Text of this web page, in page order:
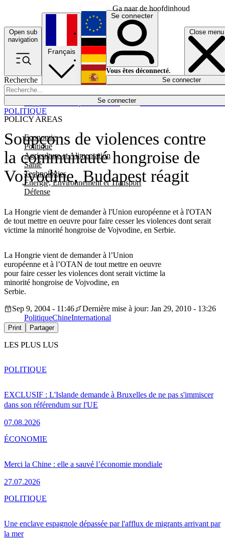
Ga naar de hoofdinhoud
Open sub
navigation
Close menu
Recherche
Se connecter
POLICY AREAS
Economie
Politique
Agriculture et Alimentation
Santé
Technologies
Energie, Environnement et Transport
Défense
Économie
Français
English
Deutsch
Español
Se connecter
Vous êtes déconnecté.
Se connecter
Soupçons de violences contre
la communauté hongroise de
Vojvodine, Budapest réagit
La Hongrie vient de demander à l'Union européenne et à l'OTAN
de tout mettre en oeuvre pour faire cesser les violences dont serait
victime la minorité hongroise de Vojvodine, en Serbie.
POLITIQUE
La Hongrie vient de demander à l’Union
européenne et à l’OTAN de tout mettre en oeuvre
pour faire cesser les violences dont serait victime la
minorité hongroise de Vojvodine, en
Serbie.
Sep 9, 2004 - 11:46
Dernière mise à jour: Jan 29, 2010 - 13:26
PolitiqueChineInternational
Print Partager
LES PLUS LUS
EXCLUSIF : L'Islande demande à Bruxelles de ne pas s'immiscer
dans son référendum sur l'UE
07.08.2026
POLITIQUE
Merci la Chine : elle a sauvé l’économie mondiale
27.07.2026
ÉCONOMIE
Une enclave espagnole dépassée par l'afflux de migrants arrivant par
la mer
POLITIQUE